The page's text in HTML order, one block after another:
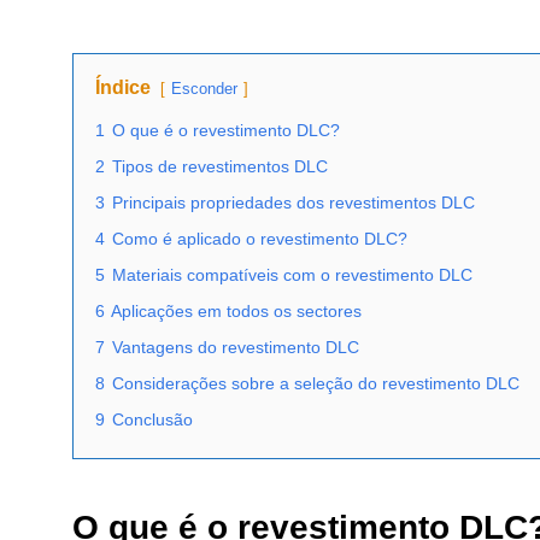
Índice Esconder
1 O que é o revestimento DLC?
2 Tipos de revestimentos DLC
3 Principais propriedades dos revestimentos DLC
4 Como é aplicado o revestimento DLC?
5 Materiais compatíveis com o revestimento DLC
6 Aplicações em todos os sectores
7 Vantagens do revestimento DLC
8 Considerações sobre a seleção do revestimento DLC
9 Conclusão
O que é o revestimento